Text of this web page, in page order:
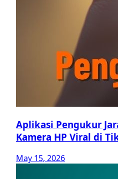
Aplikasi Pengukur
Kamera HP Viral di
May 15, 2026